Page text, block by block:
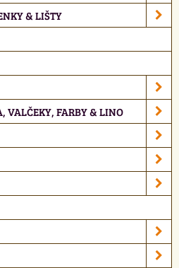
& LIŠTY
VALČEKY, FARBY & LINO